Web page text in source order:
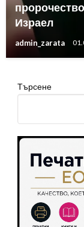
Израел
admin_zarata
Търсене